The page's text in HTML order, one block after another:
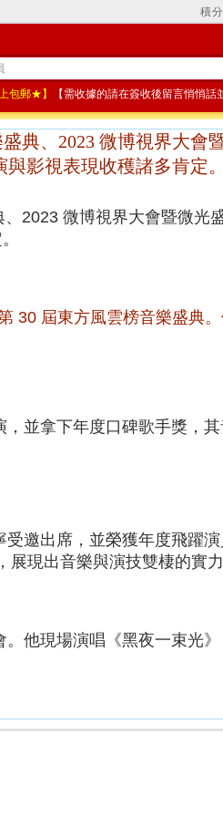
積
包郵★】 【需收據的請在簽收後留言悄悄話
典、2023 微博視界大會
影視表現收穫諸多肯定。
、 2023 微博視界大會暨微光
30 屆東方風雲榜音樂盛典
，並拿下年度口碑歌手獎，
受邀出席，並榮獲年度飛躍演
現出音樂與演技雙棲的實力
。他現場演唱《黑夜一束光